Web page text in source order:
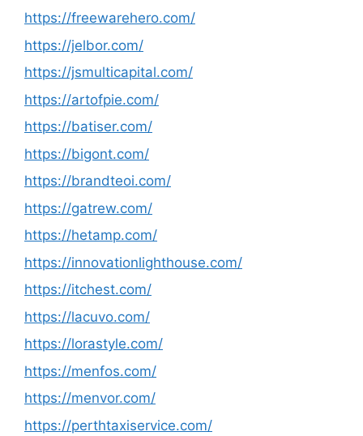
https://freewarehero.com/
https://jelbor.com/
https://jsmulticapital.com/
https://artofpie.com/
https://batiser.com/
https://bigont.com/
https://brandteoi.com/
https://gatrew.com/
https://hetamp.com/
https://innovationlighthouse.com/
https://itchest.com/
https://lacuvo.com/
https://lorastyle.com/
https://menfos.com/
https://menvor.com/
https://perthtaxiservice.com/